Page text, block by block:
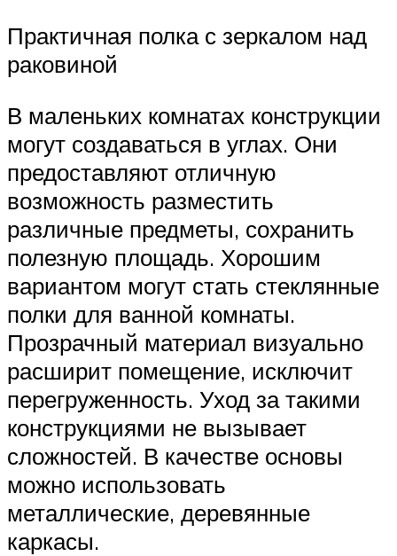
Практичная полка с зеркалом над
раковиной
В маленьких комнатах конструкции
могут создаваться в углах. Они
предоставляют отличную
возможность разместить
различные предметы, сохранить
полезную площадь. Хорошим
вариантом могут стать стеклянные
полки для ванной комнаты.
Прозрачный материал визуально
расширит помещение, исключит
перегруженность. Уход за такими
конструкциями не вызывает
сложностей. В качестве основы
можно использовать
металлические, деревянные
каркасы.